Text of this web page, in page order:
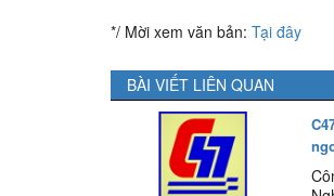
*/ Mời xem văn bản: Tại đây
BÀI VIẾT LIÊN QUAN